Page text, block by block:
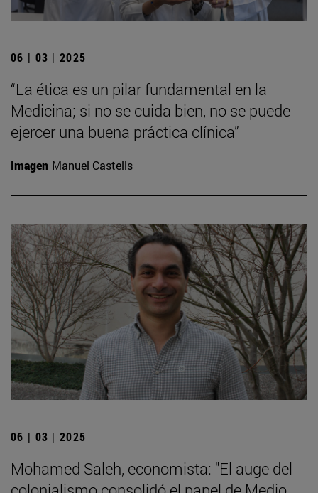
06 | 03 | 2025
“La ética es un pilar fundamental en la
Medicina; si no se cuida bien, no se puede
ejercer una buena práctica clínica”
Imagen Manuel Castells
06 | 03 | 2025
Mohamed Saleh, economista: "El auge del